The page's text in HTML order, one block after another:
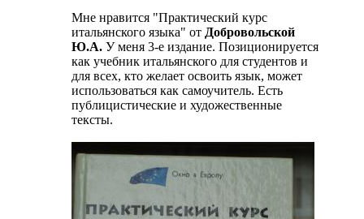
Мне нравится "Практический курс
итальянского языка" от Добровольской
Ю.А. У меня 3-е издание. Позиционируется
как учебник итальянского для студентов и
для всех, кто желает освоить язык, может
использоваться как самоучитель. Есть
публицистические и художественные
тексты.